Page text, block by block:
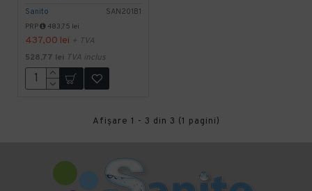
Sanito SAN201B1
PRP 483,75 lei
437,00 lei + TVA
528,77 lei TVA inclus
Afişare 1 - 3 din 3 (1 pagini)